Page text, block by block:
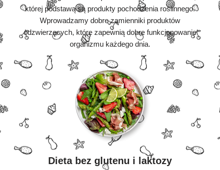
której podstawą są produkty pochodzenia roślinnego.
Wprowadzamy dobre zamienniki produktów
odzwierzęcych, które zapewnią dobre funkcjonowanie
organizmu każdego dnia.
Dieta bez glutenu i laktozy